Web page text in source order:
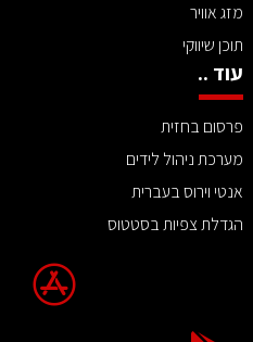
מזג אוויר
תוכן שיווקי
עוד ..
פרסום בחזית
מערכת ניהול לידים
אנטי וירוס בעברית
הגדלת צפיות בסטטוס